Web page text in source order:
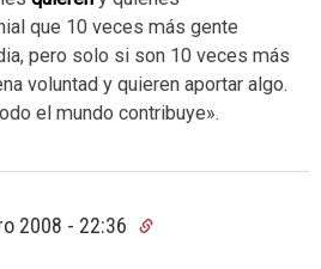
que 10 veces más gente
pero solo si son 10 veces más
voluntad y quieren aportar algo.
el mundo contribuye».
2008 - 22:36